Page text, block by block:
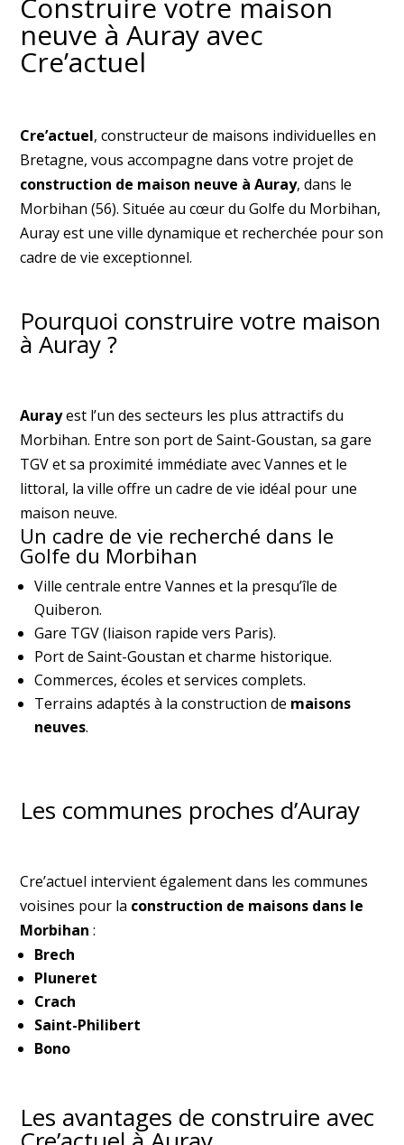
neuve à Auray avec
Cre’actuel
Cre’actuel, constructeur de maisons individuelles en
Bretagne, vous accompagne dans votre projet de
construction de maison neuve à Auray, dans le
Morbihan (56). Située au cœur du Golfe du Morbihan,
Auray est une ville dynamique et recherchée pour son
cadre de vie exceptionnel.
Pourquoi construire votre maison
à Auray ?
Aurayest l’un des secteurs les plus attractifs du
Morbihan. Entre son port de Saint-Goustan, sa gare
TGV et sa proximité immédiate avec Vannes et le
littoral, la ville offre un cadre de vie idéal pour une
maison neuve.
Un cadre de vie recherché dans le
Golfe du Morbihan
Ville centrale entre Vannes et la presqu’île de
Quiberon.
Gare TGV (liaison rapide vers Paris).
Port de Saint-Goustan et charme historique.
Commerces, écoles et services complets.
Terrains adaptés à la construction de maisons
neuves.
Les communes proches d’Auray
Cre’actuel intervient également dans les communes
voisines pour la construction de maisons dans le
Morbihan :
Brech
Pluneret
Crach
Saint-Philibert
Bono
Les avantages de construire avec